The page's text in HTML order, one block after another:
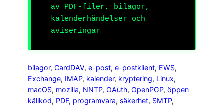
av PDF-filer, bilagor,
kalenderhändelser och
aviseringar
bilagor, CardDAV, e-post, e-postklient, EWS
Exchange, IMAP, kalender, kryptering, Linux
macOS, mozilla, NNTP, OAuth, OpenPGP, öppen
källkod, PDF, programvara, säkerhet, SMTP